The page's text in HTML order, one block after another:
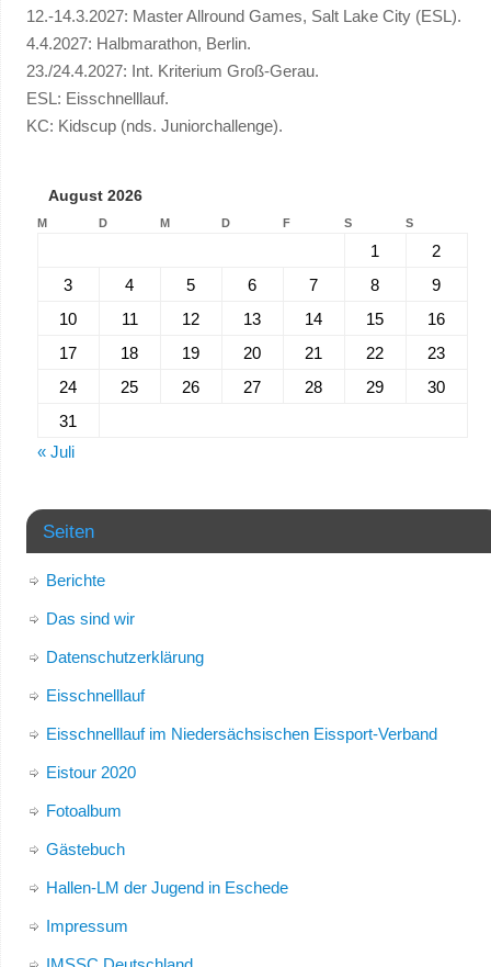
12.-14.3.2027: Master Allround Games, Salt Lake City (ESL).
4.4.2027: Halbmarathon, Berlin.
23./24.4.2027: Int. Kriterium Groß-Gerau.
ESL: Eisschnelllauf.
KC: Kidscup (nds. Juniorchallenge).
August 2026
M D M D F S S
1
2
3
4 5 6 7 8
9
10
11 12 13 14 15
16
17
18 19 20 21 22
23
24
25 26 27 28 29
30
31
« Juli
Seiten
Berichte
Das sind wir
Datenschutzerklärung
Eisschnelllauf
Eisschnelllauf im Niedersächsischen Eissport-Verband
Eistour 2020
Fotoalbum
Gästebuch
Hallen-LM der Jugend in Eschede
Impressum